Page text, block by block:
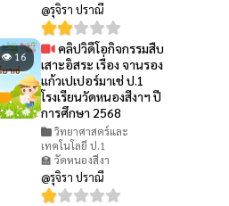
@รุจิรา ปราณี
👁 16
คลิปวิดีโอกิจกรรมสืบ
เสาะอิสระ เรื่อง จานรอง
แก้วเปเปอร์มาเช่ ป.1
โรงเรียนวัดหนองสีงาฯ ปี
การศึกษา 2568
วิทยาศาสตร์และ
เทคโนโลยี ป.1
🏫 วัดหนองสีงา
@รุจิรา ปราณี